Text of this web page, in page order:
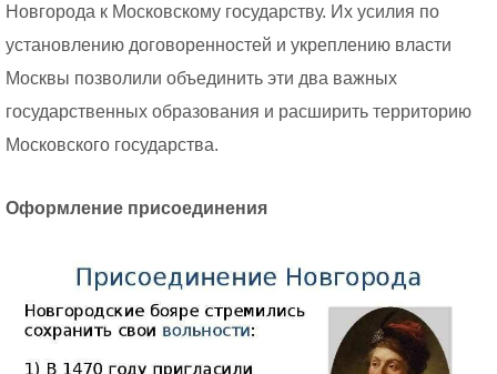
Новгорода к Московскому государству. Их усилия по
установлению договоренностей и укреплению власти
Москвы позволили объединить эти два важных
государственных образования и расширить территорию
Московского государства.
Оформление присоединения